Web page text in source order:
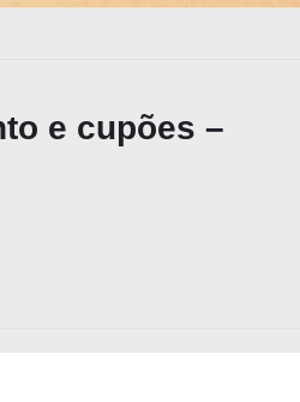
e cupões –